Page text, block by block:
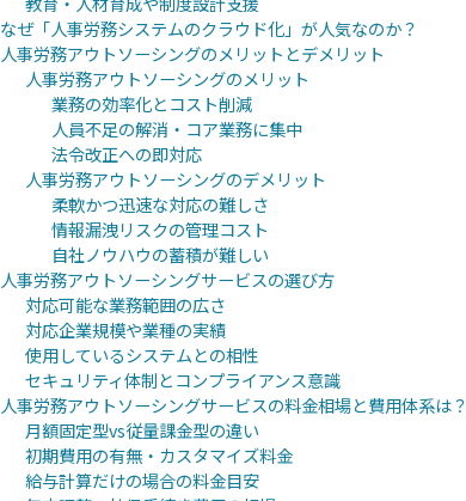
なぜ「人事労務システムのクラウド化」が人気なのか？
人事労務アウトソーシングのメリットとデメリット
人事労務アウトソーシングのメリット
業務の効率化とコスト削減
人員不足の解消・コア業務に集中
法令改正への即対応
人事労務アウトソーシングのデメリット
柔軟かつ迅速な対応の難しさ
情報漏洩リスクの管理コスト
自社ノウハウの蓄積が難しい
人事労務アウトソーシングサービスの選び方
対応可能な業務範囲の広さ
対応企業規模や業種の実績
使用しているシステムとの相性
セキュリティ体制とコンプライアンス意識
人事労務アウトソーシングサービスの料金相場と費用体系は？
月額固定型vs従量課金型の違い
初期費用の有無・カスタマイズ料金
給与計算だけの場合の料金目安